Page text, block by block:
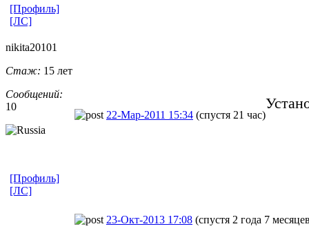
[Профиль]
[ЛС]
nikita20101
Стаж: 15 лет
Сообщений:
10
22-Мар-2011 15:34 (спустя 21 час)
[Профиль]
[ЛС]
23-Окт-2013 17:08 (спустя 2 года 7